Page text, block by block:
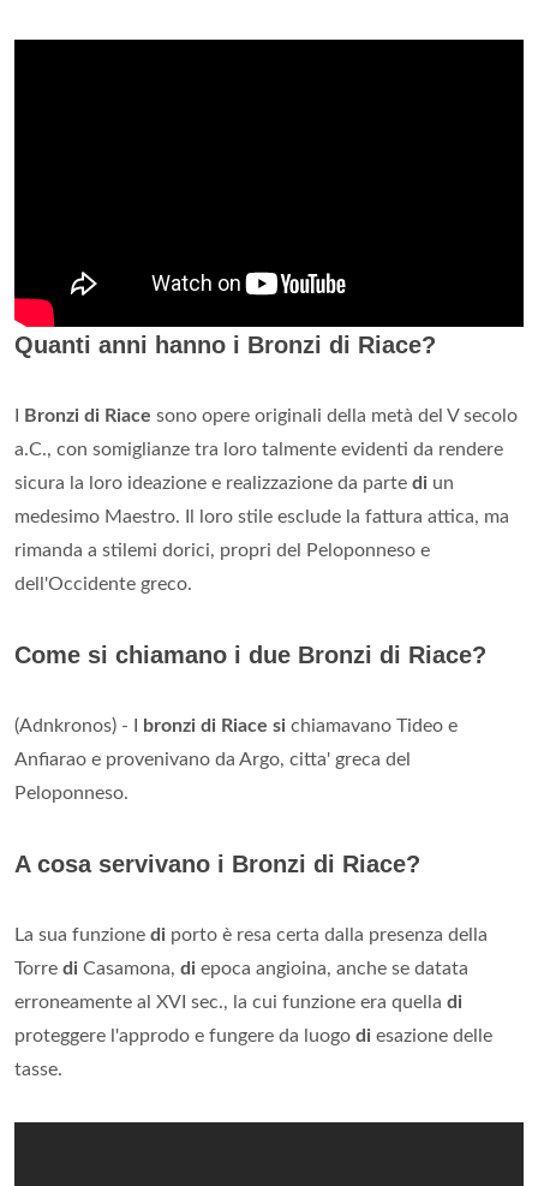
Quanti anni hanno i Bronzi di Riace?
Bronzi di Riace sono opere originali della metà del V secolo
a.C., con somiglianze tra loro talmente evidenti da rendere
sicura la loro ideazione e realizzazione da parte di un
medesimo Maestro. Il loro stile esclude la fattura attica, ma
rimanda a stilemi dorici, propri del Peloponneso e
dell'Occidente greco.
Come si chiamano i due Bronzi di Riace?
(Adnkronos) - I bronzi di Riace si chiamavano Tideo e
Anfiarao e provenivano da Argo, citta' greca del
Peloponneso.
A cosa servivano i Bronzi di Riace?
La sua funzione di porto è resa certa dalla presenza della
Torre di Casamona, di epoca angioina, anche se datata
erroneamente al XVI sec., la cui funzione era quella di
proteggere l'approdo e fungere da luogo di esazione delle
tasse.